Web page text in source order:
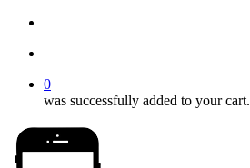
0
was successfully added to your cart.